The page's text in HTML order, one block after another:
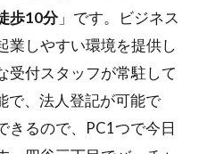
歩10分 」です。ビジネス
業しやすい環境を提供し
受付スタッフが常駐して
で、法人登記が可能で
きるので、PC1つで今日